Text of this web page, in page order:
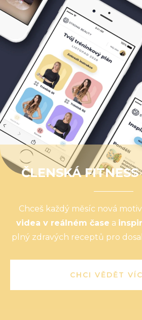
ČLENSKÁ
Chceš každý měsíc nová
videa v reálném čase a
plný zdravých receptů pro
CHCI VĚDĚT VÍC